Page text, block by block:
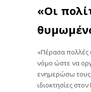
«Οι
«Πέρασα πολλές
νόμο ώστε να
ενημερώσω τους
ιδιοκτησίες